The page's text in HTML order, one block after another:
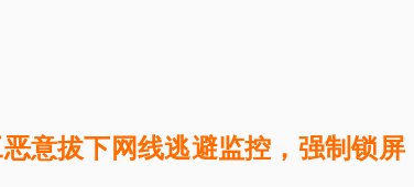
意拔下网线逃避监控，强制锁屏